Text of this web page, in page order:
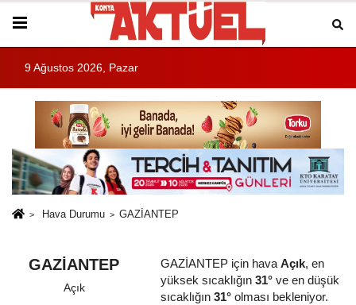
9 Ağustos 2026, Pazar
Hava Durumu GAZİANTEP
GAZİANTEP
Açık
GAZİANTEP için hava Açık, en
yüksek sıcaklığın 31°ve en düşük
sıcaklığın 31°olması bekleniyor.